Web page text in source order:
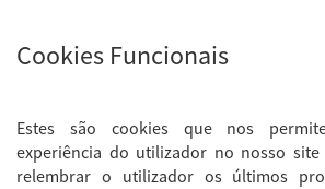
Cookies Funcionais
Estes são cookies que nos
experiência do utilizador no nosso
relembrar o utilizador os últimos